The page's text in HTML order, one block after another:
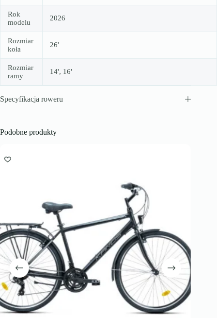
Rok
modelu
2026
Rozmiar
koła
26'
Rozmiar
ramy
14', 16'
Specyfikacja roweru
Podobne produkty